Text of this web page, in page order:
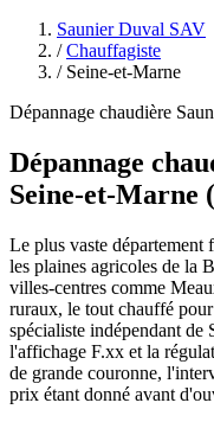
Saunier Duval SAV
/ Chauffagiste
/ Seine-et-Marne
Dépannage chaudière
Dépannage
Seine-et-Marne
Le plus vaste département
les plaines agricoles de la
villes-centres comme
ruraux, le tout chauffé
spécialiste indépendant de
l'affichage F.xx et la
de grande couronne,
prix étant donné avant